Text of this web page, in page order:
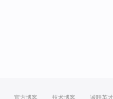
官方博客 技术博客 诚聘英才